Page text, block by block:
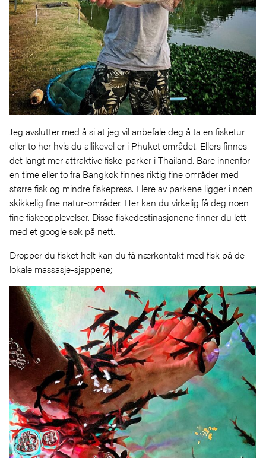
Jeg avslutter med å si at jeg vil anbefale deg å ta en fisketur
eller to her hvis du allikevel er i Phuket området. Ellers finnes
det langt mer attraktive fiske-parker i Thailand. Bare innenfor
en time eller to fra Bangkok finnes riktig fine områder med
større fisk og mindre fiskepress. Flere av parkene ligger i noen
skikkelig fine natur-områder. Her kan du virkelig få deg noen
fine fiskeopplevelser. Disse fiskedestinasjonene finner du lett
med et google søk på nett.
Dropper du fisket helt kan du få nærkontakt med fisk på de
lokale massasje-sjappene;